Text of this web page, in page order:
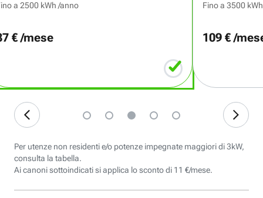
a 2500 kWh /anno
€ /mese
Fino a 3500
109 € /
Per utenze non residenti e/o potenze impegnate maggiori di 3kW,
consulta la tabella.
Ai canoni sottoindicati si applica lo sconto di 11 €/mese.